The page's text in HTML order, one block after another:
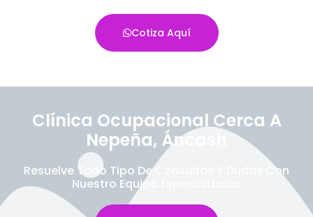
Cotiza Aquí
Clínica Ocupacional Cerca A
Nepeña, Áncash
Resuelve Todo Tipo De Consultas Y Dudas Con
Nuestro Equipo Especializado.